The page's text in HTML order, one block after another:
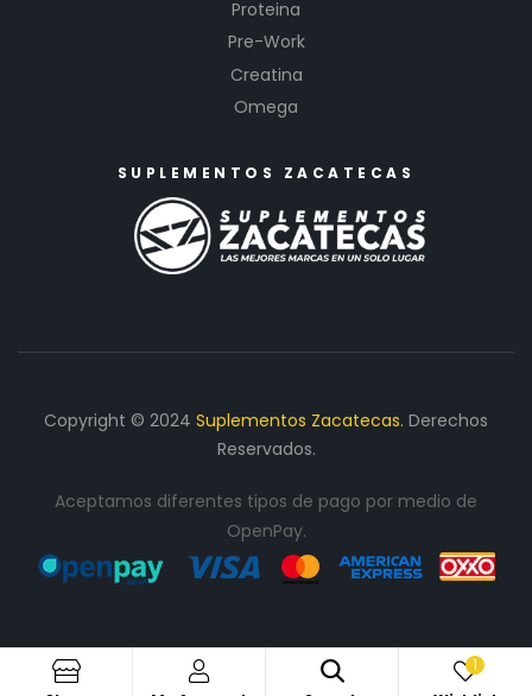
Proteina
Pre-Work
Creatina
Omega
SUPLEMENTOS ZACATECAS
Copyright © 2024 Suplementos Zacatecas. Derechos
Reservados.
Aceptamos diferentes tipos de pago por medio de
OpenPay.
1